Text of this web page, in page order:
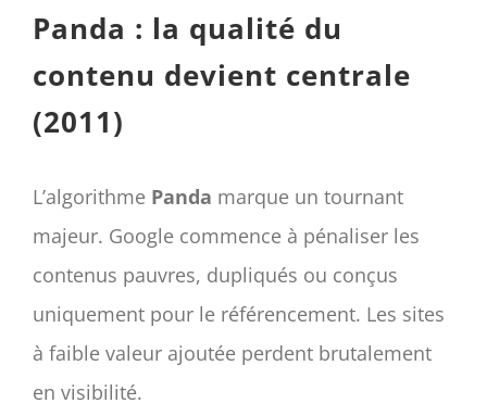
Panda : la qualité du
contenu devient centrale
(2011)
L’algorithme Panda marque un tournant
majeur. Google commence à pénaliser les
contenus pauvres, dupliqués ou conçus
uniquement pour le référencement. Les sites
à faible valeur ajoutée perdent brutalement
en visibilité.